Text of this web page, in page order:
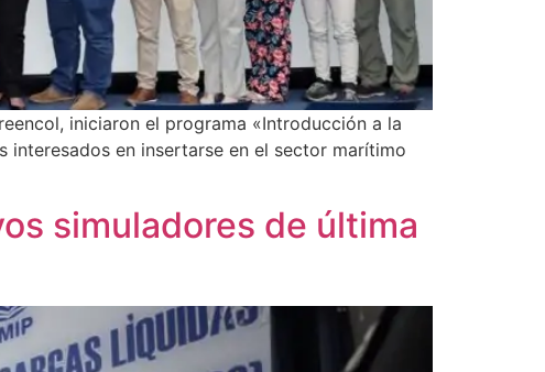
iniciaron el programa «Introducción a la
en insertarse en el sector marítimo
simuladores de última